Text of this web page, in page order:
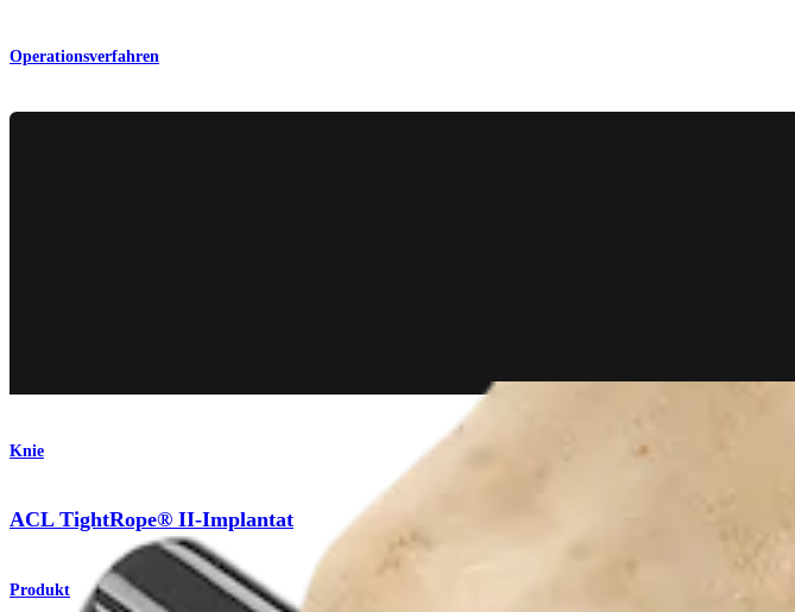
Operationsverfahren
Knie
ACL TightRope® II-Implantat
Produkt